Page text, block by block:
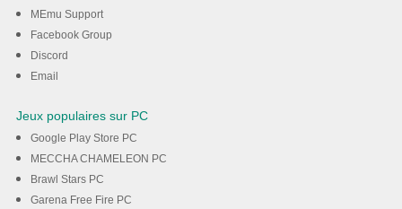
MEmu Support
Facebook Group
Discord
Email
Jeux populaires sur PC
Google Play Store PC
MECCHA CHAMELEON PC
Brawl Stars PC
Garena Free Fire PC